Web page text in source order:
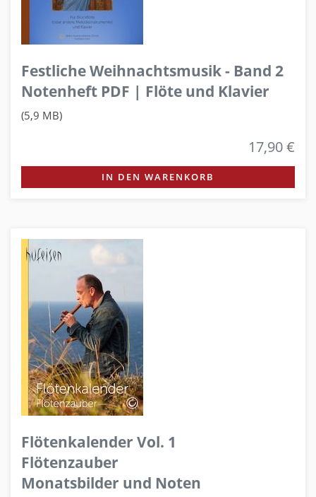
Festliche Weihnachtsmusik - Band 2
Notenheft PDF | Flöte und Klavier
(5,9 MB)
17,90 €
IN DEN WARENKORB
Flötenkalender Vol. 1
Flötenzauber
Monatsbilder und Noten